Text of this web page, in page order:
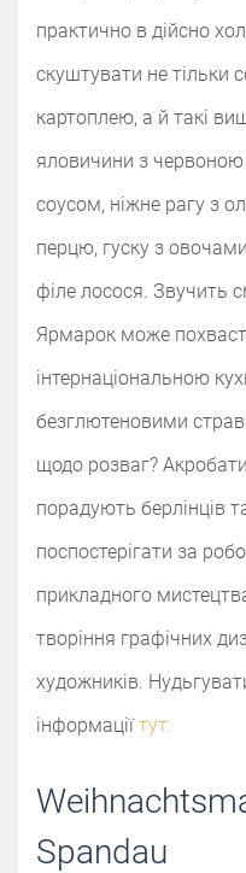
практично в дійсно
скуштувати не тільки
картоплею, а й такі
яловичини з
соусом, ніжне рагу з
перцю, гуску з
філе лосося. Звучить
Ярмарок може
інтернаціональною
безглютеновими
щодо розваг?
порадують берлінців
поспостерігати за
прикладного
творіння графічних
художників.
інформації тут.
Spandau